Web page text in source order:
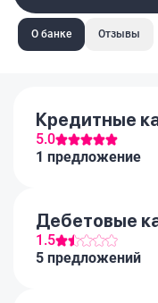
О банке Отзывы
Кредитные
5.0
1 предложение
Дебетовые
1.5
5 предложений